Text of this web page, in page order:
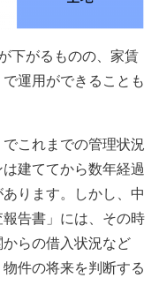
下がるものの、家賃
運用ができることも
これまでの管理状況
建ててから数年経過
ります。しかし、中
告書」には、その時
らの借入状況など
件の将来を判断する